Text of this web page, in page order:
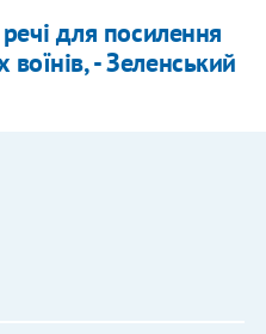
для посилення
- Зеленський